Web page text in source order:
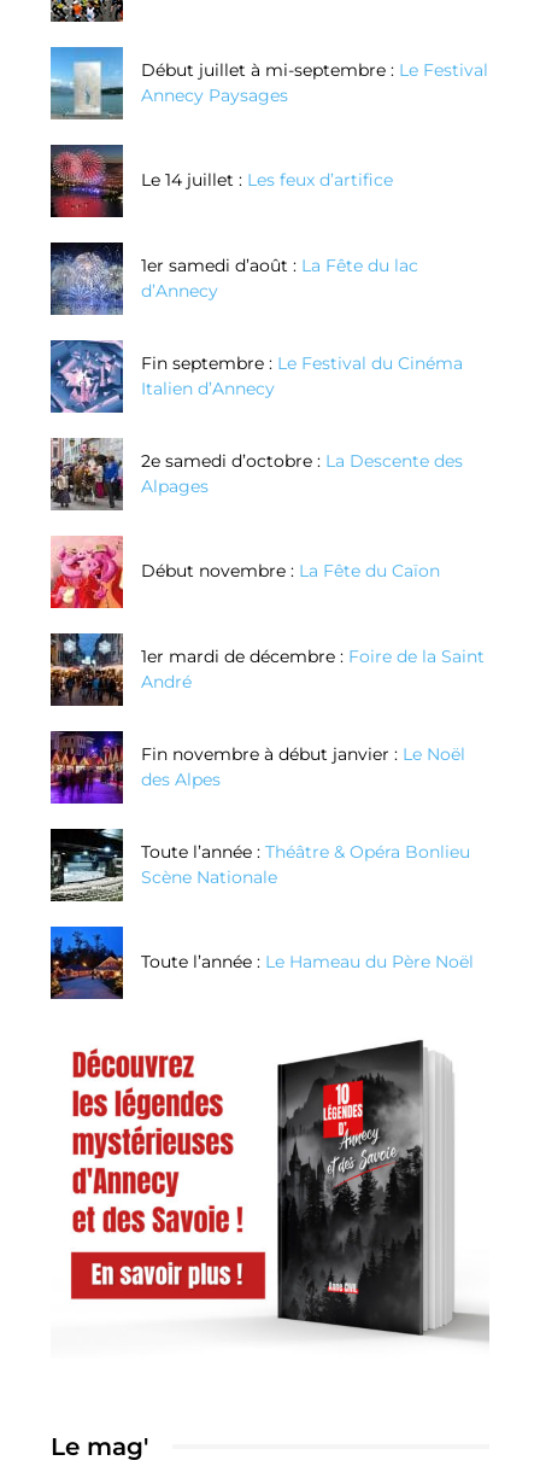
Début juillet à mi-septembre : Le Festival
Annecy Paysages
Le 14 juillet : Les feux d’artifice
1er samedi d’août : La Fête du lac
d’Annecy
Fin septembre : Le Festival du Cinéma
Italien d’Annecy
2e samedi d’octobre : La Descente des
Alpages
Début novembre : La Fête du Caïon
1er mardi de décembre : Foire de la Saint
André
Fin novembre à début janvier : Le Noël
des Alpes
Toute l’année : Théâtre & Opéra Bonlieu
Scène Nationale
Toute l’année : Le Hameau du Père Noël
Le mag'